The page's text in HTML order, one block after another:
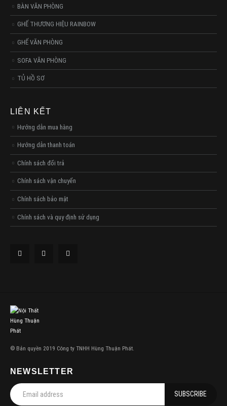
BÀN VĂN PHÒNG
GHẾ THƯƠNG HIỆU RAINBOW
GHẾ VĂN PHÒNG
SOFA VĂN PHÒNG
TỦ HỒ SƠ
LIÊN KẾT
Hướng dẫn mua hàng
Hướng dẫn thanh toán
Chính sách đổi trả
Chính sách vận chuyển
Chính sách bảo mật
Chính sách và quy định sử dụng
© Bản quyền 2019 Công ty TNHH Hùng Thuận Phát.
NEWSLETTER